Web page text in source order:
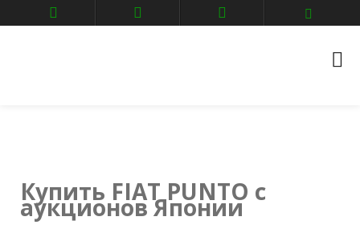
Главная
Авто аукционы
Купить FIAT PUNTO с
аукционов Японии